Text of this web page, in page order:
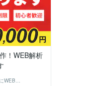
！WEB解析
初心者にも親切丁寧にWEB制作│樹下